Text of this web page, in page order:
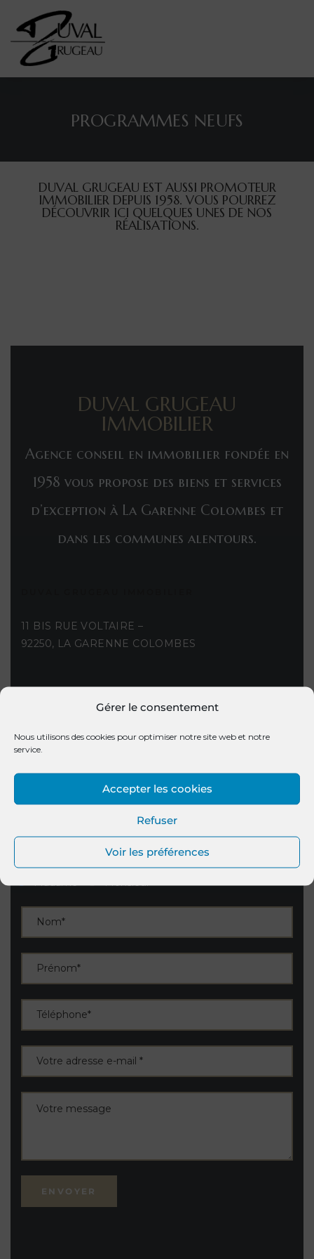
Gérer le consentement
Nous utilisons des cookies pour optimiser notre site web et notre
service.
Accepter les cookies
Refuser
Voir les préférences
PROGRAMMES NEUFS
DUVAL GRUGEAU EST AUSSI PROMOTEUR
IMMOBILIER DEPUIS 1958. VOUS POURREZ
DÉCOUVRIR ICI QUELQUES UNES DE NOS
RÉALISATIONS.
DUVAL GRUGEAU
IMMOBILIER
Agence conseil en immobilier fondée en
1958 vous propose des biens et services
d’exception à La Garenne Colombes et
dans les communes alentours.
11 BIS RUE VOLTAIRE –
92250, LA GARENNE COLOMBES
CONTACTEZ NOUS
contact@duvalgrugeau.com
VALIDEZ LE FORMULAIRE
Madame Monsieur